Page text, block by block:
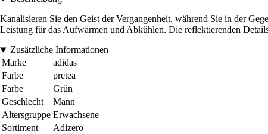
Kanalisieren Sie den Geist der Vergangenheit, während Sie in der
Leistung für das Aufwärmen und Abkühlen. Die reflektierenden
Zusätzliche Informationen
Marke
adidas
Farbe
pretea
Farbe
Grün
Geschlecht
Mann
Altersgruppe Erwachsene
Sortiment
Adizero